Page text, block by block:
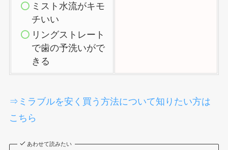
ミスト水流がキモ
チいい
リングストレート
で歯の予洗いがで
きる
⇒ミラブルを安く買う方法について知りたい方は
こちら
あわせて読みたい